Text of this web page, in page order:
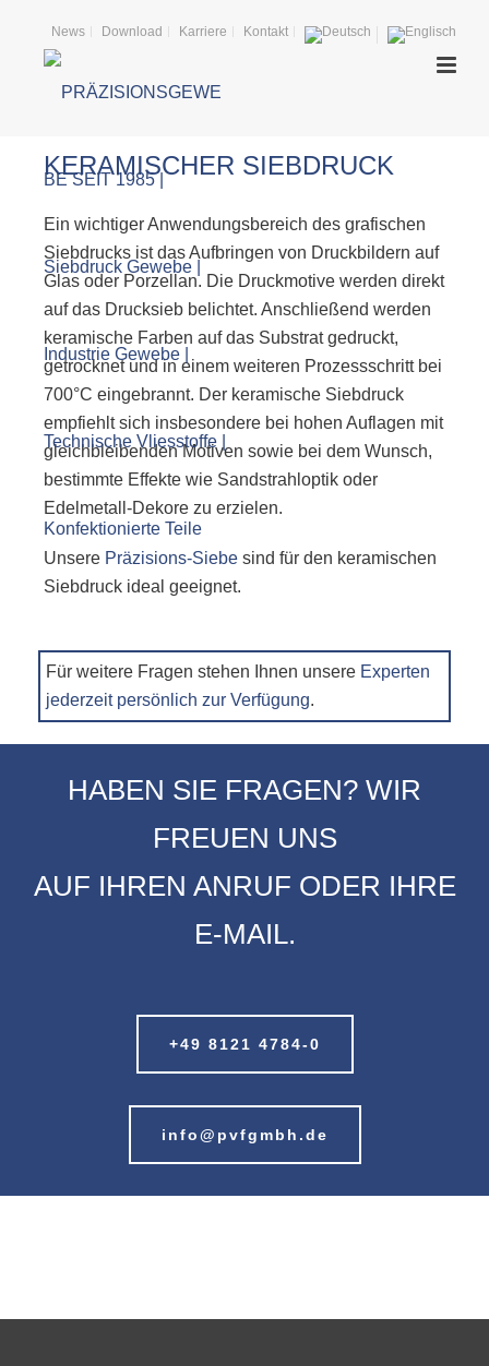
News Download Karriere Kontakt
KERAMISCHER SIEBDRUCK
Ein wichtiger Anwendungsbereich des grafischen
Siebdrucks ist das Aufbringen von Druckbildern auf
Glas oder Porzellan. Die Druckmotive werden direkt
auf das Drucksieb belichtet. Anschließend werden
keramische Farben auf das Substrat gedruckt,
getrocknet und in einem weiteren Prozessschritt bei
700°C eingebrannt. Der keramische Siebdruck
empfiehlt sich insbesondere bei hohen Auflagen mit
gleichbleibenden Motiven sowie bei dem Wunsch,
bestimmte Effekte wie Sandstrahloptik oder
Edelmetall-Dekore zu erzielen.
Unsere Präzisions-Siebe sind für den keramischen
Siebdruck ideal geeignet.
Für weitere Fragen stehen Ihnen unsere Experten
jederzeit persönlich zur Verfügung.
HABEN SIE FRAGEN? WIR
FREUEN UNS
AUF IHREN ANRUF ODER IHRE
E-MAIL.
+49 8121 4784-0
info@pvfgmbh.de